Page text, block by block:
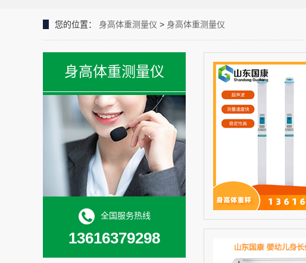
您的位置： 身高体重测量仪 > 身高体重测量仪
身高体重测量仪
全国服务热线
13616379298